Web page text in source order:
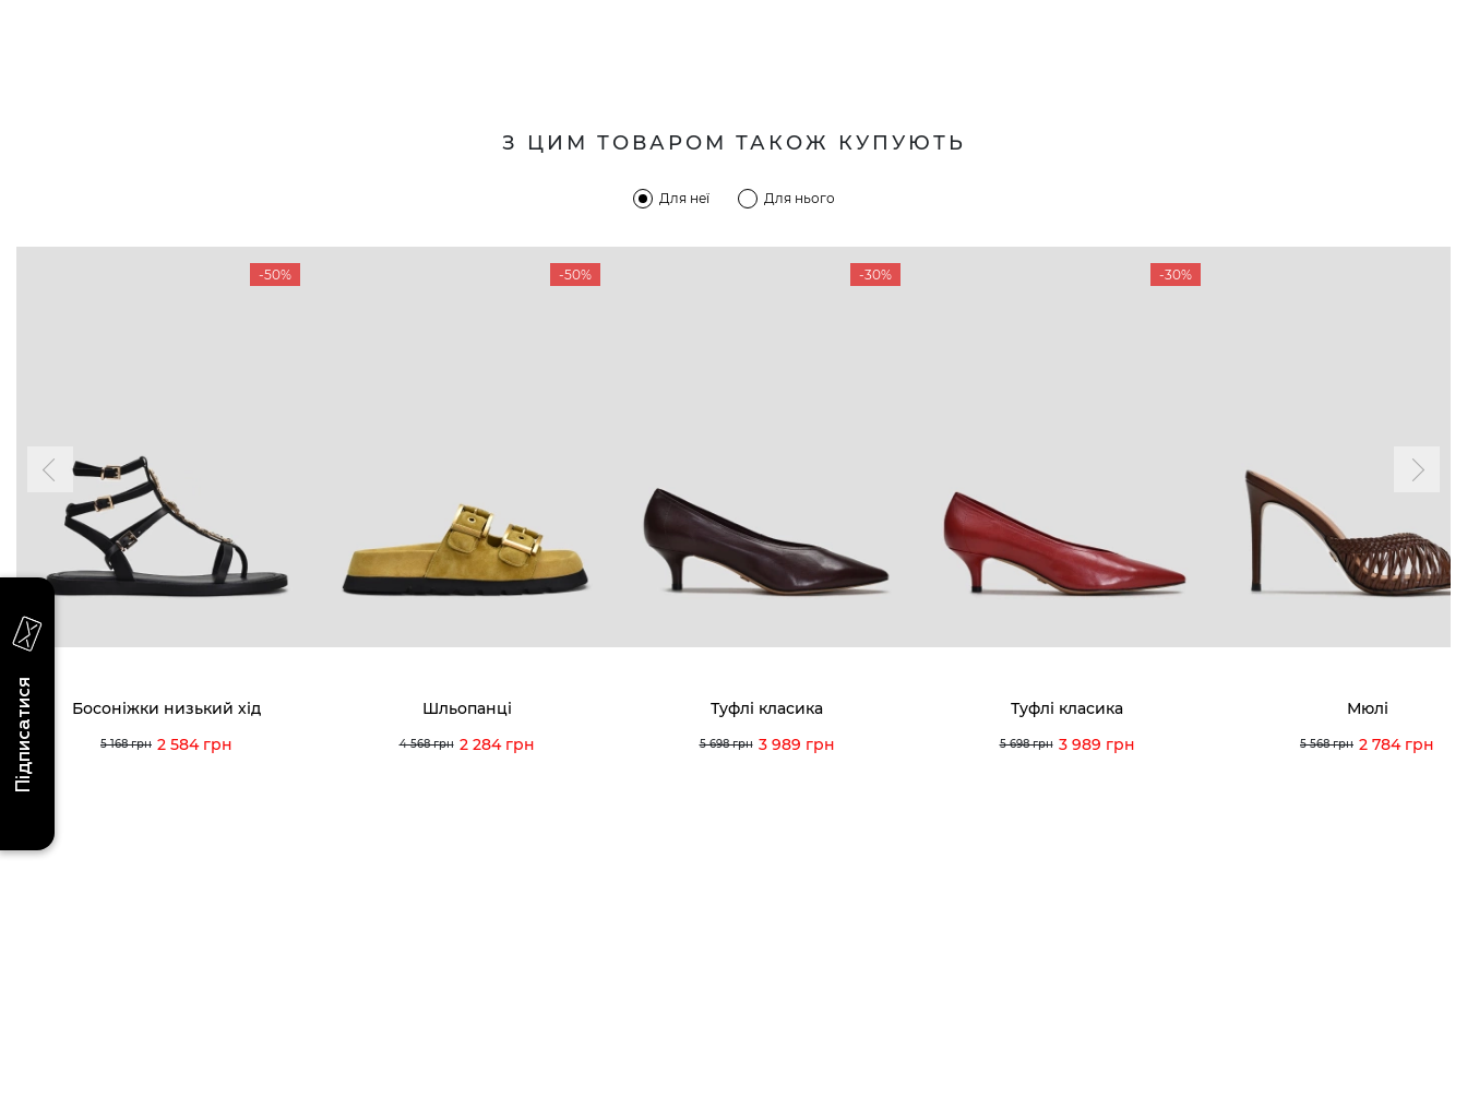
З ЦИМ ТОВАРОМ ТАКОЖ КУПУЮТЬ
Для неї Для нього
-50%
Босоніжки низький хід
5 168 грн 2 584 грн
-50%
Шльопанці
4 568 грн 2 284 грн
-30%
Туфлі класика
5 698 грн 3 989 грн
-30%
Туфлі класика
5 698 грн 3 989 грн
Мюлі
5 568 грн 2 784 грн
Для неї Для нього
0 (973) 89-43-98
Viber
Вакансії та Робота
Наші магазини
Доставка і оплата
Гарантія і повернення
Мої закази
Мої перегляди
Підписатися